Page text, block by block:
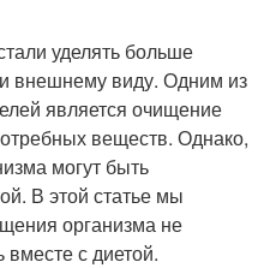
уделять больше
внешнему виду. Одним из
является очищение
веществ. Однако,
могут быть
В этой статье мы
организма не
вместе с диетой.